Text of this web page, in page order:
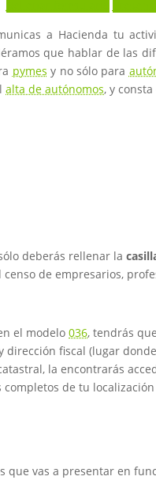
a Hacienda tu
que hablar de las
pymes y no sólo para
alta de autónomos, y
deberás rellenar la
de empresarios,
el modelo036, tendrás
dirección fiscal (lugar
la encontrarás
de tu
que vas a presentar en